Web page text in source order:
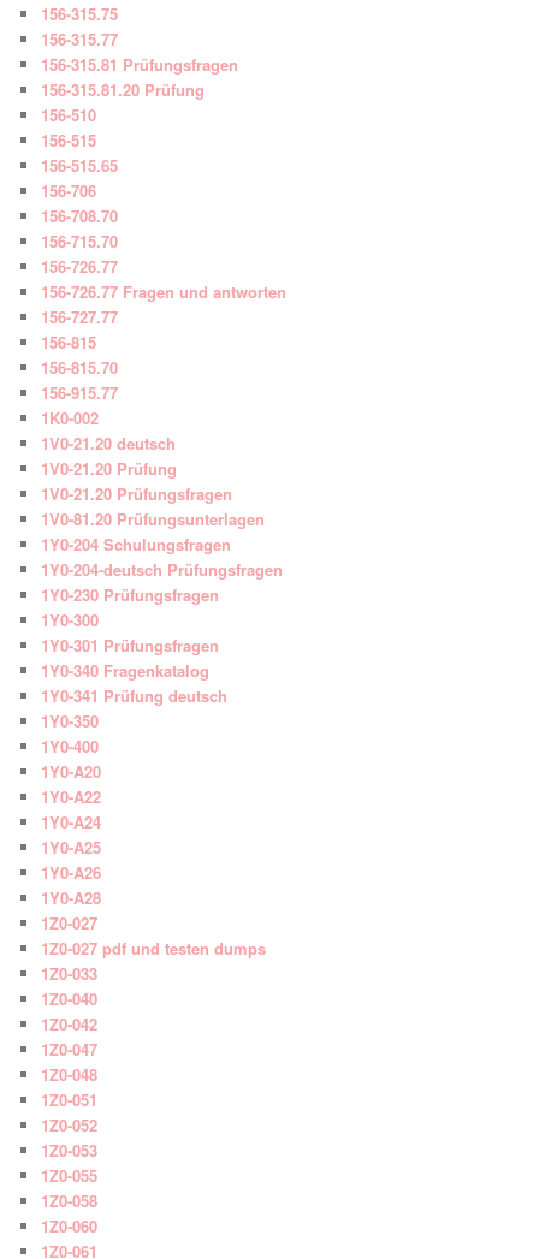
156-315.75
156-315.77
156-315.81 Prüfungsfragen
156-315.81.20 Prüfung
156-510
156-515
156-515.65
156-706
156-708.70
156-715.70
156-726.77
156-726.77 Fragen und antworten
156-727.77
156-815
156-815.70
156-915.77
1K0-002
1V0-21.20 deutsch
1V0-21.20 Prüfung
1V0-21.20 Prüfungsfragen
1V0-81.20 Prüfungsunterlagen
1Y0-204 Schulungsfragen
1Y0-204-deutsch Prüfungsfragen
1Y0-230 Prüfungsfragen
1Y0-300
1Y0-301 Prüfungsfragen
1Y0-340 Fragenkatalog
1Y0-341 Prüfung deutsch
1Y0-350
1Y0-400
1Y0-A20
1Y0-A22
1Y0-A24
1Y0-A25
1Y0-A26
1Y0-A28
1Z0-027
1Z0-027 pdf und testen dumps
1Z0-033
1Z0-040
1Z0-042
1Z0-047
1Z0-048
1Z0-051
1Z0-052
1Z0-053
1Z0-055
1Z0-058
1Z0-060
1Z0-061